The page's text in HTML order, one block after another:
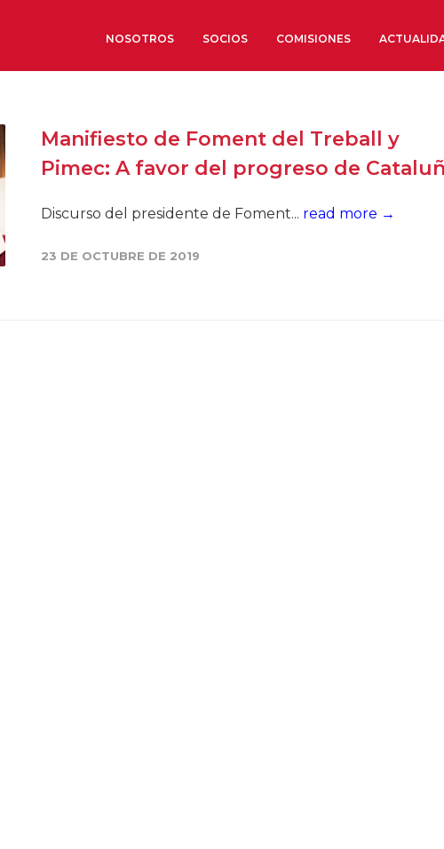
NOSOTROS
Órganos de Gobierno
Órganos Consultivos
Estructura Ejecutiva
SOCIOS COMISIONES
Manifiesto de Foment del Treball y
Pimec: A favor del progreso de
Discurso del presidente de Foment... read more →
23 DE OCTUBRE DE 2019